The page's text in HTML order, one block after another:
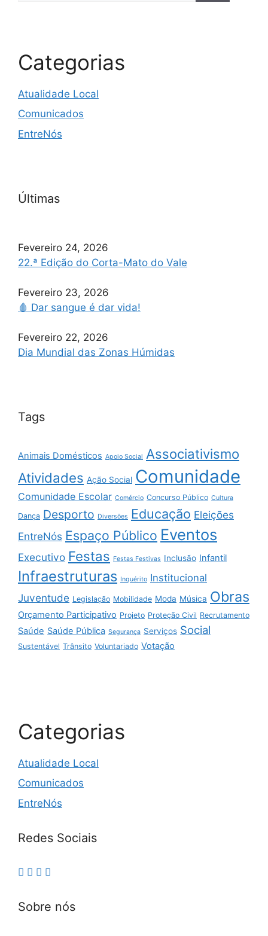
Categorias
Atualidade Local
Comunicados
EntreNós
Últimas
Fevereiro 24, 2026
22.ª Edição do Corta-Mato do Vale
Fevereiro 23, 2026
🩸 Dar sangue é dar vida!
Fevereiro 22, 2026
Dia Mundial das Zonas Húmidas
Tags
Animais Domésticos Apoio Social Associativismo
Atividades Ação Social Comunidade
Comunidade Escolar Comércio Concurso Público Cultura
Dança Desporto Diversões Educação Eleições
EntreNós Espaço Público Eventos
Executivo Festas Festas Festivas Inclusão Infantil
Infraestruturas Inquérito Institucional
Juventude Legislação Mobilidade Moda Música Obras
Orçamento Participativo Projeto Proteção Civil Recrutamento
Saúde Saúde Pública Segurança Serviços Social
Sustentável Trânsito Voluntariado Votação
Categorias
Atualidade Local
Comunicados
EntreNós
Redes Sociais
Sobre nós